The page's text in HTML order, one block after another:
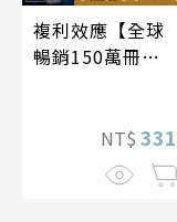
複利效應【全球
暢銷150萬冊・
NT$ 331